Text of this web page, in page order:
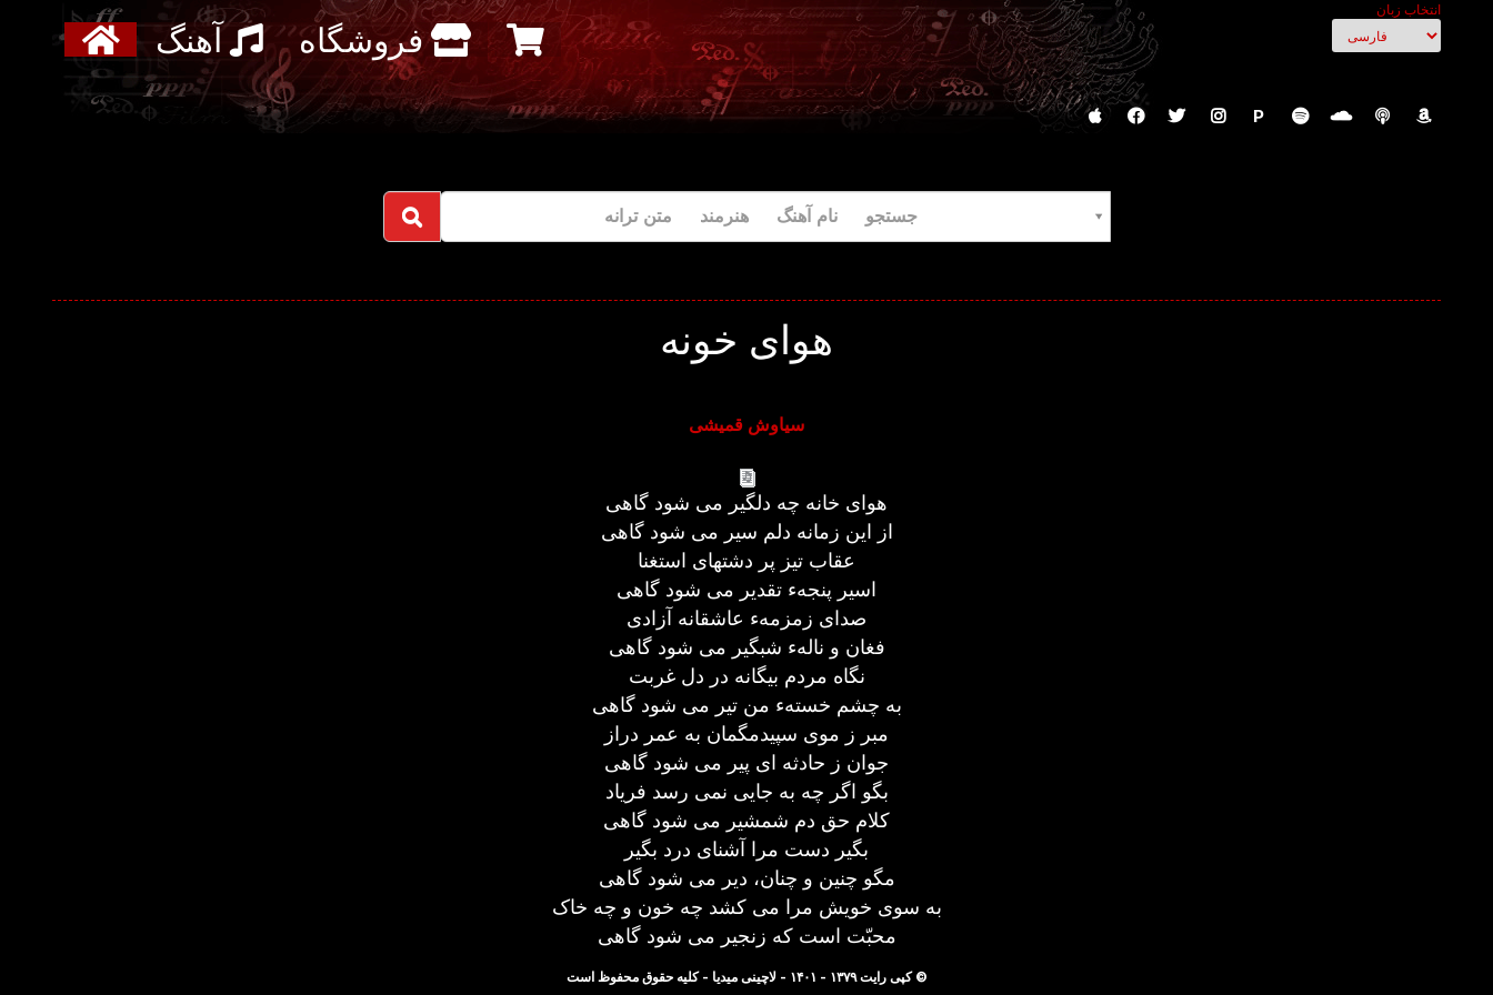
انتخاب زبان
آهنگ فروشگاه
P
جستجو نام آهنگ هنرمند متن ترانه
هوای خونه
سیاوش قمیشی
هوای خانه چه دلگیر می شود گاهی
از این زمانه دلم سیر می شود گاهی
عقاب تیز پر دشتهای استغنا
اسیر پنجهء تقدیر می شود گاهی
صدای زمزمهء عاشقانه آزادی
فغان و نالهء شبگیر می شود گاهی
نگاه مردم بیگانه در دل غربت
به چشم خستهء من تیر می شود گاهی
مبر ز موی سپیدمگمان به عمر دراز
جوان ز حادثه ای پیر می شود گاهی
بگو اگر چه به جایی نمی رسد فریاد
کلام حق دم شمشیر می شود گاهی
بگیر دست مرا آشنای درد بگیر
مگو چنین و چنان، دیر می شود گاهی
به سوی خویش مرا می کشد چه خون و چه خاک
محبّت است که زنجیر می شود گاهی
© کپی رایت ۱۳۷۹ - ۱۴۰۱ - لاچینی میدیا - کلیه حقوق محفوظ است